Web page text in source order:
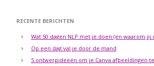
RECENTE BERICHTEN
Wat 50 dagen NLP met je doen (en waarom jij
Op een dag val je door de mand
5 ontwerpideeën om je Canva afbeeldingen